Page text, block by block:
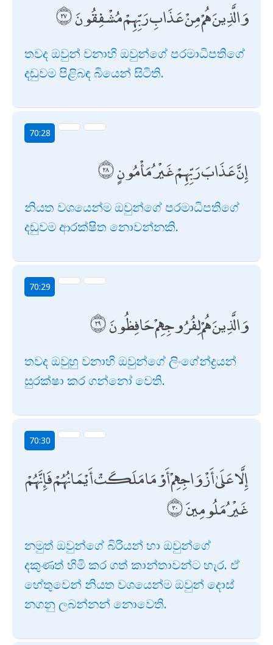
وَالَّذِينَ هُمْ مِنْ عَذَابِ رَبِّهِمْ مُشْفِقُونَ
තවද ඔවුන් වනාහි ඔවුන්ගේ පරමාධිපතිගේ
දඬුවම පිළිබඳ බියෙන් සිටිති.
70:28
إِنَّ عَذَابَ رَبِّهِمْ غَيْرُ مَأْمُونٍ
නියත වශයෙන්ම ඔවුන්ගේ පරමාධිපතිගේ
දඬුවම ආරක්ෂිත නොවන්නකි.
70:29
وَالَّذِينَ هُمْ لِفُرُوجِهِمْ حَافِظُونَ
තවද ඔවුහු වනාහි ඔවුන්ගේ ලිංගේන්ද්‍රයන්
සුරක්ෂා කර ගන්නෝ වෙති.
70:30
إِلَّا عَلَىٰ أَزْوَاجِهِمْ أَوْ مَا مَلَكَتْ أَيْمَانُهُمْ فَإِنَّهُمْ
غَيْرُ مَلُومِينَ
නමුත් ඔවුන්ගේ බිරියන් හා ඔවුන්ගේ
දකුණත් හිමි කර ගත් කාන්තාවන්ට හැර. ඒ
හේතුවෙන් නියත වශයෙන්ම ඔවුන් දොස්
නගනු ලබන්නන් නොවෙති.